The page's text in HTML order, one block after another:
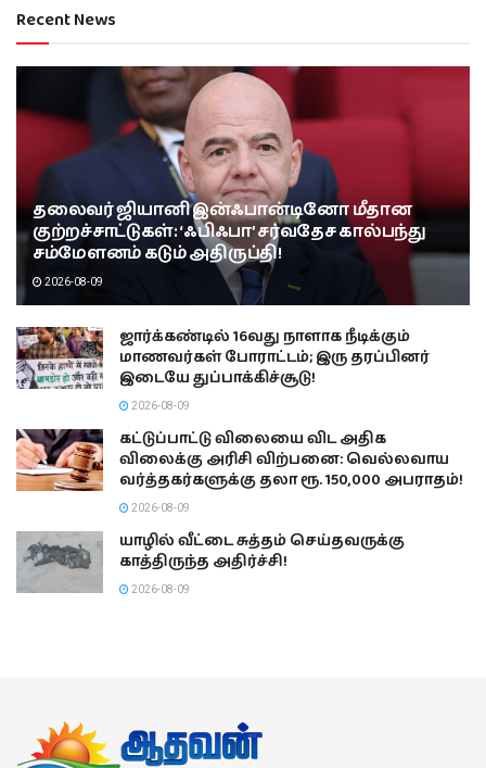
Recent News
தலைவர் ஜியானி இன்ஃபான்டினோ மீதான
குற்றச்சாட்டுகள்: ‘ஃபிஃபா’ சர்வதேச கால்பந்து
சம்மேளனம் கடும் அதிருப்தி!
2026-08-09
ஜார்க்கண்டில் 16வது நாளாக நீடிக்கும்
மாணவர்கள் போராட்டம்; இரு தரப்பினர்
இடையே துப்பாக்கிச்சூடு!
2026-08-09
கட்டுப்பாட்டு விலையை விட அதிக
விலைக்கு அரிசி விற்பனை: வெல்லவாய
வர்த்தகர்களுக்கு தலா ரூ. 150,000 அபராதம்!
2026-08-09
யாழில் வீட்டை சுத்தம் செய்தவருக்கு
காத்திருந்த அதிர்ச்சி!
2026-08-09